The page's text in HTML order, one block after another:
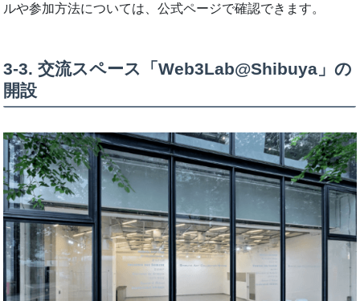
ルや参加方法については、公式ページで確認できます。
3-3. 交流スペース「Web3Lab@Shibuya」の
開設